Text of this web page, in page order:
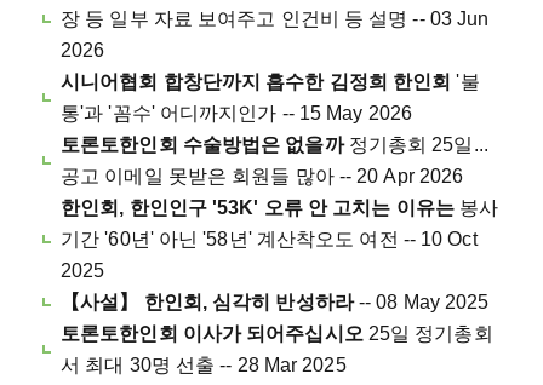
장 등 일부 자료 보여주고 인건비 등 설명 -- 03 Jun
2026
시니어협회 합창단까지 흡수한 김정희 한인회 '불
통'과 '꼼수' 어디까지인가 -- 15 May 2026
토론토한인회 수술방법은 없을까 정기총회 25일...
공고 이메일 못받은 회원들 많아 -- 20 Apr 2026
한인회, 한인인구 '53K' 오류 안 고치는 이유는 봉사
기간 '60년' 아닌 '58년' 계산착오도 여전 -- 10 Oct
2025
【사설】 한인회, 심각히 반성하라-- 08 May 2025
토론토한인회 이사가 되어주십시오 25일 정기총회
서 최대 30명 선출 -- 28 Mar 2025